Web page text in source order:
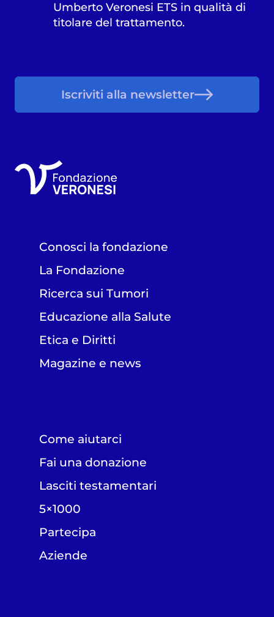
Umberto Veronesi ETS in qualità di
titolare del trattamento.
Iscriviti alla newsletter
Conosci la fondazione
La Fondazione
Ricerca sui Tumori
Educazione alla Salute
Etica e Diritti
Magazine e news
Come aiutarci
Fai una donazione
Lasciti testamentari
5×1000
Partecipa
Aziende